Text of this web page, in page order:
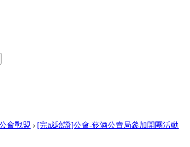
會戰盟 › [完成驗證]公會-菸酒公賣局參加開團活動